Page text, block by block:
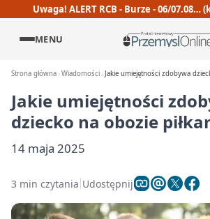
Uwaga! ALERT RCB - Burze - 06/07.08…
MENU
Strona główna Wiadomości Jakie umiejętności zdobywa
Jakie umiejętności
dziecko na obozie
14 maja 2025
3 min czytania Udostępnij